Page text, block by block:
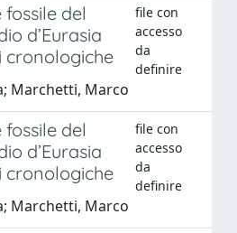
fossile del
d’Eurasia
cronologiche
file con
accesso
da
definire
Marchetti, Marco
fossile del
d’Eurasia
cronologiche
file con
accesso
da
definire
Marchetti, Marco